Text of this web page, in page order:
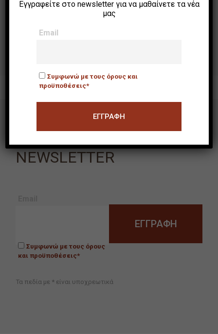
[χωρίς τίτλο]
NEWSLETTER
Συμφωνώ με τους όρους
και προϋποθέσεις*
Τα πεδία με * είναι υποχρεωτικά
Εγγραφείτε στο newsletter για να μαθαίνετε τα νέα
μας
Email
Συμφωνώ με τους όρους και
προϋποθέσεις*